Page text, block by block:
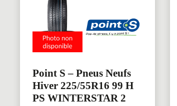
Point S – Pneus Neufs
Hiver 225/55R16 99 H
PS WINTERSTAR 2